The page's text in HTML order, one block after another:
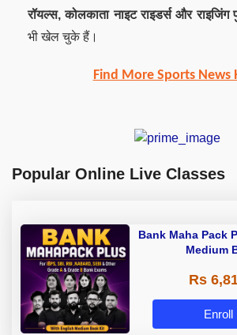
रॉयल्स, कोलकाता नाइट राइडर्स और
भी खेल चुके हैं।
Find More Sports News
Popular Online Live Classes
Bank Maha Pack
Medium
Rs
Enroll